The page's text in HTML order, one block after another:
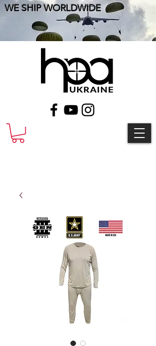
WE SHIP WORLDWIDE